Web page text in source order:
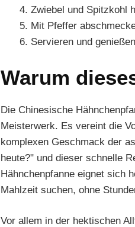
Zwiebel und Spitzkohl
Mit Pfeffer
Servieren und
Warum
Die Chinesische
Meisterwerk. Es vereint die
komplexen Geschmack der
heute?" und dieser schnelle
Hähnchenpfanne eignet sich
Mahlzeit suchen, ohne
Vor allem in der hektischen